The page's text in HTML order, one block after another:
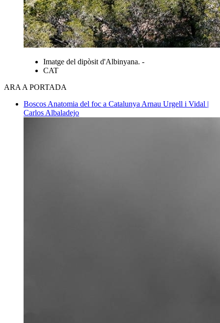
Imatge del dipòsit d'Albinyana. -
CAT
ARA A PORTADA
Boscos Anatomia del foc a Catalunya Arnau Urgell i Vidal |
Carlos Albaladejo